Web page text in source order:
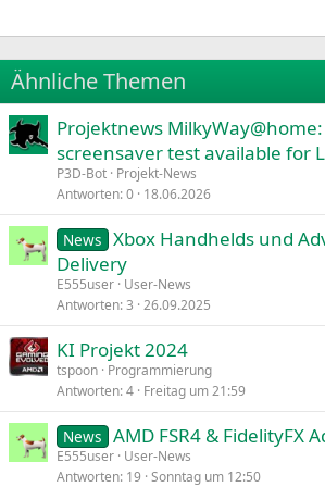
22
26
Times New Roman
Trebuchet MS
Verdana
Ähnliche Themen
Projektnews
screensaver test available for
P3D-Bot Projekt-News
Antworten 0 18.06.2026
News Xbox Handhelds und
Delivery
E555user User-News
Antworten 3 26.09.2025
KI Projekt 2024
tspoon Programmierung
Antworten 4 Freitag um 21:59
News AMD FSR4 & FidelityFX
E555user User-News
Antworten 19 Sonntag um 12:50